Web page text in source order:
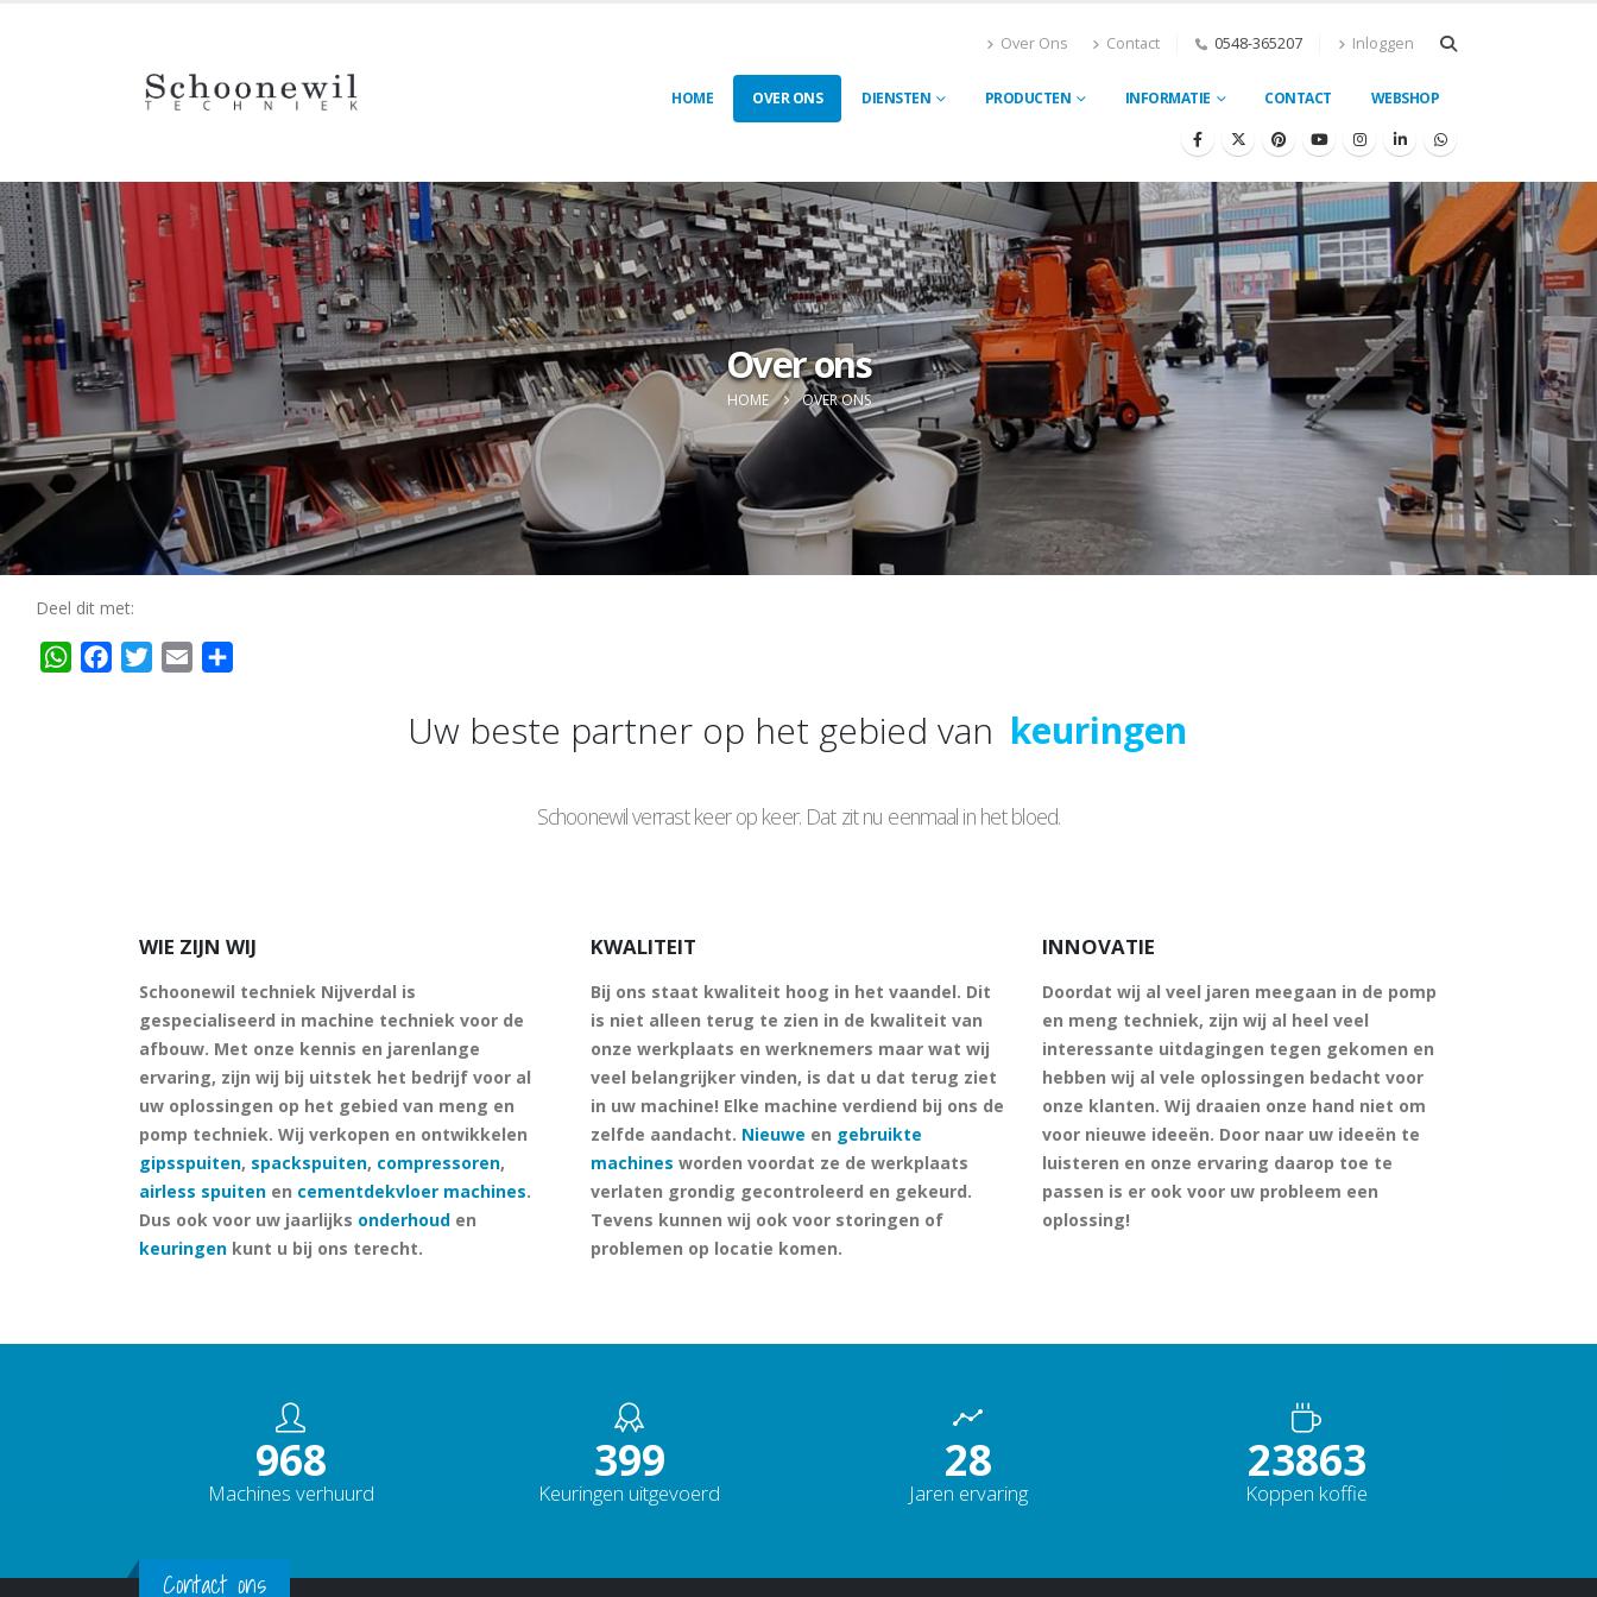
Over Ons Contact 0548-365207 Inloggen
HOME OVER ONS DIENSTEN PRODUCTEN INFORMATIE CONTACT WEBSHOP
Over ons
HOME OVER ONS
Deel dit met:
WhatsAppFacebookTwitterEmail
Uw beste partner op het gebied van machines
Schoonewil verrast keer op keer. Dat zit nu eenmaal in het bloed.
WIE ZIJN WIJ
Schoonewil techniek Nijverdal is
gespecialiseerd in machine techniek voor de
afbouw. Met onze kennis en jarenlange
ervaring, zijn wij bij uitstek het bedrijf voor al
uw oplossingen op het gebied van meng en
pomp techniek. Wij verkopen en ontwikkelen
gipsspuiten, spackspuiten, compressoren,
airless spuiten en cementdekvloer machines.
Dus ook voor uw jaarlijks onderhoud en
keuringen kunt u bij ons terecht.
KWALITEIT
Bij ons staat kwaliteit hoog in het vaandel. Dit
is niet alleen terug te zien in de kwaliteit van
onze werkplaats en werknemers maar wat wij
veel belangrijker vinden, is dat u dat terug ziet
in uw machine! Elke machine verdiend bij ons de
zelfde aandacht. Nieuwe en gebruikte
machines worden voordat ze de werkplaats
verlaten grondig gecontroleerd en gekeurd.
Tevens kunnen wij ook voor storingen of
problemen op locatie komen.
INNOVATIE
Doordat wij al veel jaren meegaan in de pomp
en meng techniek, zijn wij al heel veel
interessante uitdagingen tegen gekomen en
hebben wij al vele oplossingen bedacht voor
onze klanten. Wij draaien onze hand niet om
voor nieuwe ideeën. Door naar uw ideeën te
luisteren en onze ervaring daarop toe te
passen is er ook voor uw probleem een
oplossing!
1238
Machines verhuurd
510
Keuringen uitgevoerd
36
Jaren ervaring
30513
Koppen koffie
Contact ons